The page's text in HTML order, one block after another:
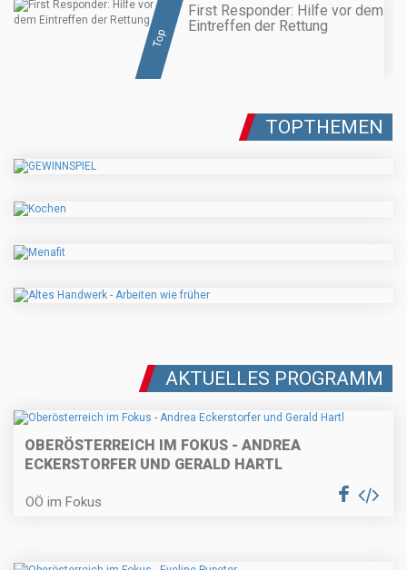
Top
First Responder: Hilfe vor dem
Eintreffen der Rettung
TOPTHEMEN
AKTUELLES PROGRAMM
OBERÖSTERREICH IM FOKUS - ANDREA
ECKERSTORFER UND GERALD HARTL
OÖ im Fokus